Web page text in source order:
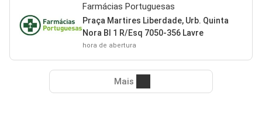
Farmácias Portuguesas
Praça Martires Liberdade, Urb. Quinta
Nora Bl 1 R/Esq 7050-356 Lavre
hora de abertura
Mais